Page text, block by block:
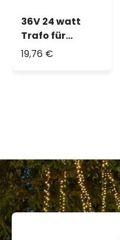
36V 24 watt
Trafo für
Partylichterket
19,76 €